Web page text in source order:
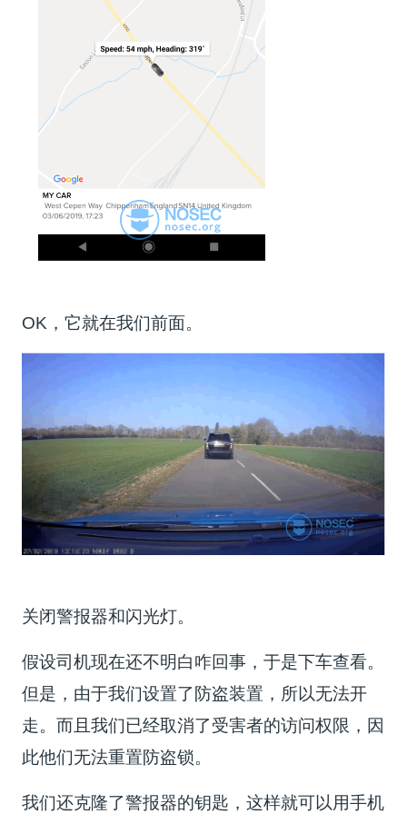
OK，它就在我们前面。
关闭警报器和闪光灯。
假设司机现在还不明白咋回事，于是下车查看。
但是，由于我们设置了防盗装置，所以无法开
走。而且我们已经取消了受害者的访问权限，因
此他们无法重置防盗锁。
我们还克隆了警报器的钥匙，这样就可以用手机